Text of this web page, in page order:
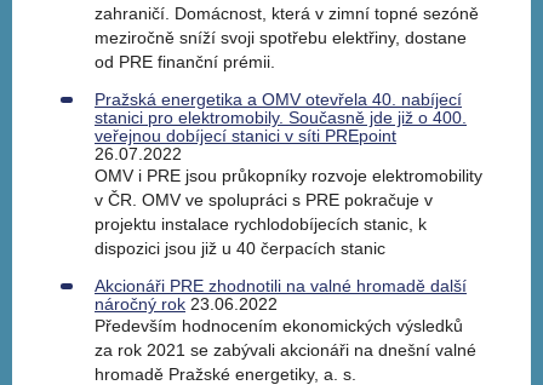
zahraničí. Domácnost, která v zimní topné sezóně
meziročně sníží svoji spotřebu elektřiny, dostane
od PRE finanční prémii.
Pražská energetika a OMV otevřela 40. nabíjecí
stanici pro elektromobily. Současně jde již o 400.
veřejnou dobíjecí stanici v síti PREpoint
26.07.2022
OMV i PRE jsou průkopníky rozvoje elektromobility
v ČR. OMV ve spolupráci s PRE pokračuje v
projektu instalace rychlodobíjecích stanic, k
dispozici jsou již u 40 čerpacích stanic
Akcionáři PRE zhodnotili na valné hromadě další
náročný rok 23.06.2022
Především hodnocením ekonomických výsledků
za rok 2021 se zabývali akcionáři na dnešní valné
hromadě Pražské energetiky, a. s.